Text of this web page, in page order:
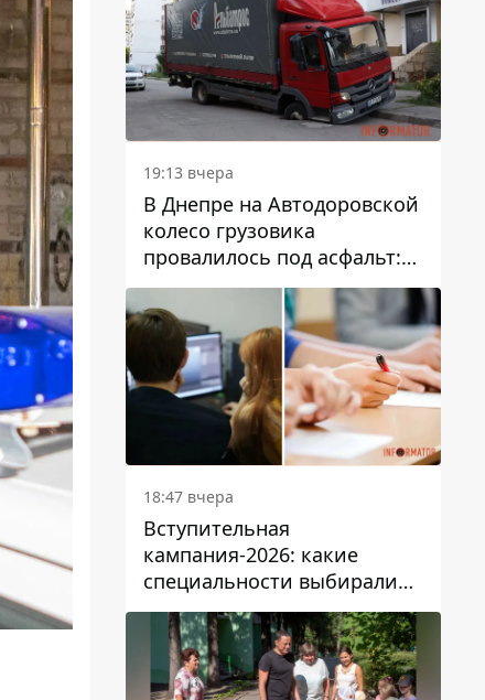
19:13 вчера
В Днепре на Автодоровской
колесо грузовика
провалилось под асфальт:
движение заблокировано
18:47 вчера
Вступительная
кампания-2026: какие
специальности выбирали
абитуриенты в Украине